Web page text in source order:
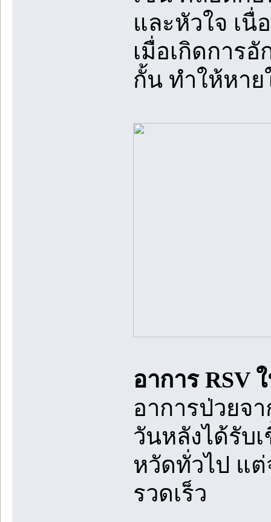
และหัวใจ เนื่
เมื่อเกิดการ
กั้น ทำให้หาย
อาการ RSV
อาการป่วยจ
วันหลังได้รับ
หวัดทั่วไป แ
รวดเร็ว